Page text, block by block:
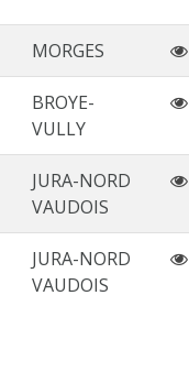
MORGES
BROYE-
VULLY
JURA-NORD
VAUDOIS
JURA-NORD
VAUDOIS